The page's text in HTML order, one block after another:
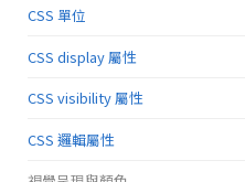
CSS 單位
CSS display 屬性
CSS visibility 屬性
CSS 邏輯屬性